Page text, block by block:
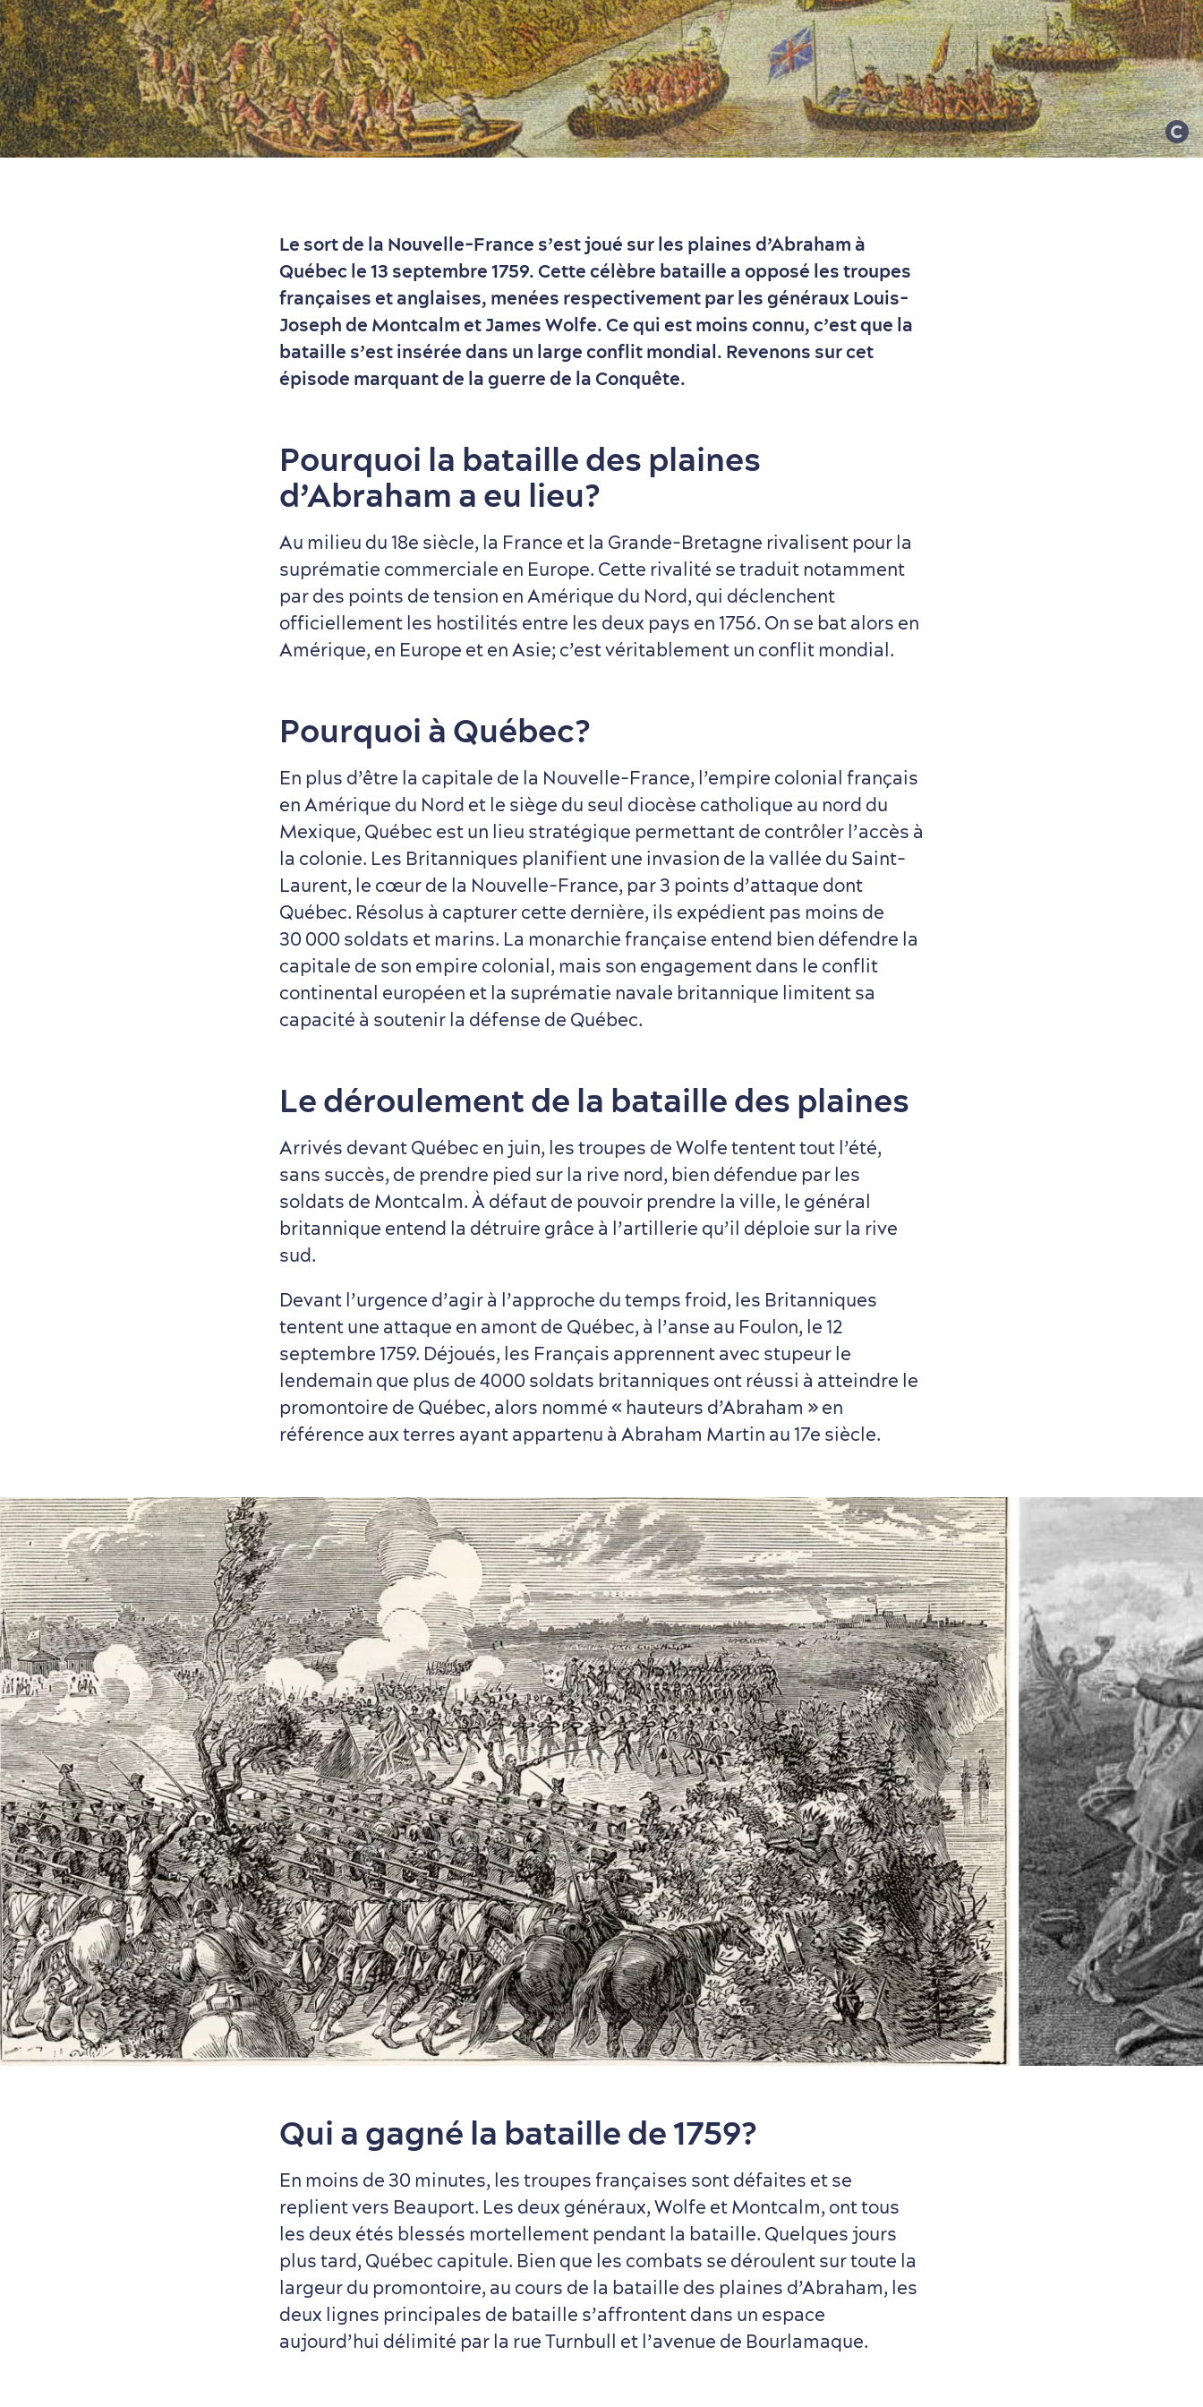
Le sort de la Nouvelle-France s’est joué sur les plaines d’Abraham à
Québec le 13 septembre 1759. Cette célèbre bataille a opposé les troupes
françaises et anglaises, menées respectivement par les généraux Louis-
Joseph de Montcalm et James Wolfe. Ce qui est moins connu, c’est que la
bataille s’est insérée dans un large conflit mondial. Revenons sur cet
épisode marquant de la guerre de la Conquête.
Pourquoi la bataille des plaines
d’Abraham a eu lieu?
Au milieu du 18e siècle, la France et la Grande-Bretagne rivalisent pour la
suprématie commerciale en Europe. Cette rivalité se traduit notamment
par des points de tension en Amérique du Nord, qui déclenchent
officiellement les hostilités entre les deux pays en 1756. On se bat alors en
Amérique, en Europe et en Asie; c’est véritablement un conflit mondial.
Pourquoi à Québec?
En plus d’être la capitale de la Nouvelle-France, l’empire colonial français
en Amérique du Nord et le siège du seul diocèse catholique au nord du
Mexique, Québec est un lieu stratégique permettant de contrôler l’accès à
la colonie. Les Britanniques planifient une invasion de la vallée du Saint-
Laurent, le cœur de la Nouvelle-France, par 3 points d’attaque dont
Québec. Résolus à capturer cette dernière, ils expédient pas moins de
30 000 soldats et marins. La monarchie française entend bien défendre la
capitale de son empire colonial, mais son engagement dans le conflit
continental européen et la suprématie navale britannique limitent sa
capacité à soutenir la défense de Québec.
Le déroulement de la bataille des plaines
Arrivés devant Québec en juin, les troupes de Wolfe tentent tout l’été,
sans succès, de prendre pied sur la rive nord, bien défendue par les
soldats de Montcalm. À défaut de pouvoir prendre la ville, le général
britannique entend la détruire grâce à l’artillerie qu’il déploie sur la rive
sud.
Devant l’urgence d’agir à l’approche du temps froid, les Britanniques
tentent une attaque en amont de Québec, à l’anse au Foulon, le 12
septembre 1759. Déjoués, les Français apprennent avec stupeur le
lendemain que plus de 4000 soldats britanniques ont réussi à atteindre le
promontoire de Québec, alors nommé « hauteurs d’Abraham » en
référence aux terres ayant appartenu à Abraham Martin au 17e siècle.
Qui a gagné la bataille de 1759?
En moins de 30 minutes, les troupes françaises sont défaites et se
replient vers Beauport. Les deux généraux, Wolfe et Montcalm, ont tous
les deux étés blessés mortellement pendant la bataille. Quelques jours
plus tard, Québec capitule. Bien que les combats se déroulent sur toute la
largeur du promontoire, au cours de la bataille des plaines d’Abraham, les
deux lignes principales de bataille s’affrontent dans un espace
aujourd’hui délimité par la rue Turnbull et l’avenue de Bourlamaque.